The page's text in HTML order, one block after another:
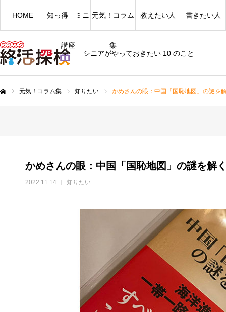
シニアがやっておきたい 10 のこと
HOME 知っ得 ミニ
講座
元気！コラム
集
教えたい人 書きたい人
元気！コラム集 知りたい かめさんの眼：中国「国恥地図」の謎を
かめさんの眼：中国「国恥地図」の謎を解
2022.11.14 知りたい